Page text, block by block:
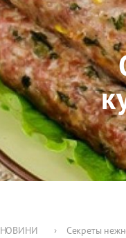
НОВИНИ › Секреты